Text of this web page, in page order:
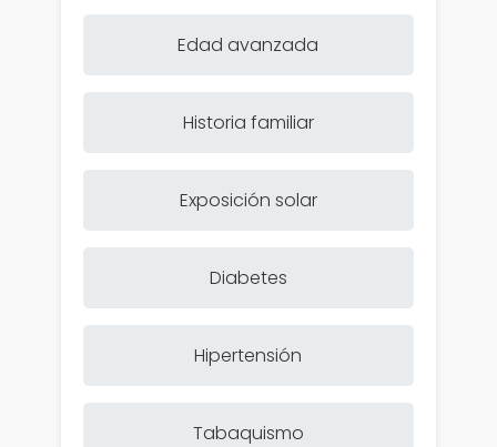
Edad avanzada
Historia familiar
Exposición solar
Diabetes
Hipertensión
Tabaquismo